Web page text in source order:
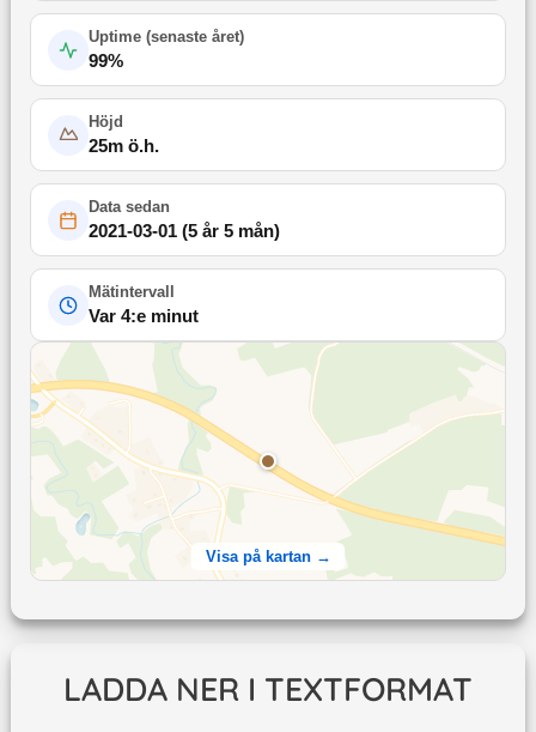
Uptime (senaste året)
99%
Höjd
25m ö.h.
Data sedan
2021-03-01(5 år 5 mån)
Mätintervall
Var 4:e minut
Visa på kartan →
LADDA NER I TEXTFORMAT